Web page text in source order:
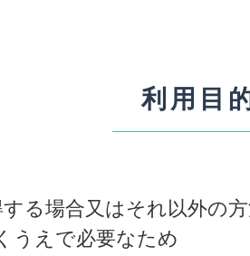
利用目
る場合又はそれ以外の
うえで必要なため